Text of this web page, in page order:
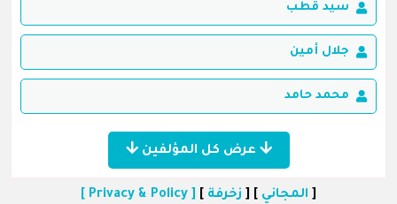
سيد قطب
جلال أمين
محمد حامد
عرض كل المؤلفين
[ المجاني ] [ زخرفة ]
[ Privacy & Policy ]